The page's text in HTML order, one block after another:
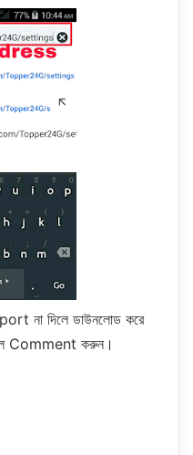
না দিলে ডাউনলোড করে
Comment করুন।